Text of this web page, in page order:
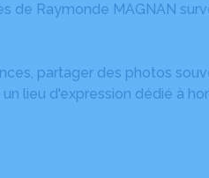
de Raymonde MAGNAN
partager des photos
lieu d'expression dédié à